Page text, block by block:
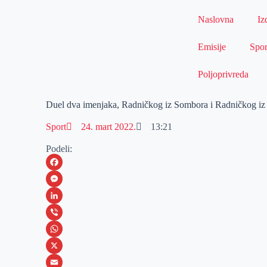
Naslovna
Emisije
Poljoprivreda
Duel dva imenjaka, Radničkog iz Sombora i Radničkog
Sport 24. mart 2022. 13:21
Podeli:
F
a
c
e
b
o
M
e
s
s
e
L
i
n
k
V
i
b
W
h
X